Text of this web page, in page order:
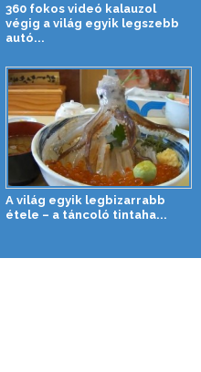
360 fokos videó kalauzol
végig a világ egyik legszebb
autó...
A világ egyik legbizarrabb
étele – a táncoló tintaha...